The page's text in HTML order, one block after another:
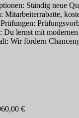
Ständig neue
Mitarbeiterrabatte,
Du lernst mit
Wir fördern
€